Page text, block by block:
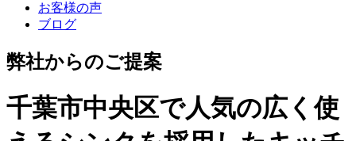
お客様の声
ブログ
弊社からのご提案
千葉市中央区で人気の広く使